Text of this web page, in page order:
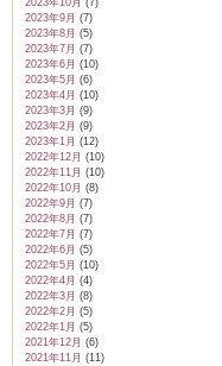
2023年10月 (7)
2023年9月 (7)
2023年8月 (5)
2023年7月 (7)
2023年6月 (10)
2023年5月 (6)
2023年4月 (10)
2023年3月 (9)
2023年2月 (9)
2023年1月 (12)
2022年12月 (10)
2022年11月 (10)
2022年10月 (8)
2022年9月 (7)
2022年8月 (7)
2022年7月 (7)
2022年6月 (5)
2022年5月 (10)
2022年4月 (4)
2022年3月 (8)
2022年2月 (5)
2022年1月 (5)
2021年12月 (6)
2021年11月 (11)